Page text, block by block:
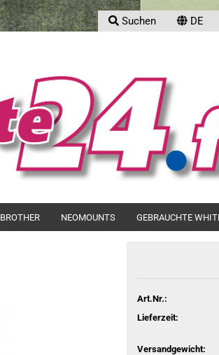
Suchen DE
Lieferland
E-Mail
Passwort
Konto erstellen
Passwort vergessen?
BROTHER NEOMOUNTS GEBRAUCHTE
Art.Nr.:
Lieferzeit:
Versandgewicht: